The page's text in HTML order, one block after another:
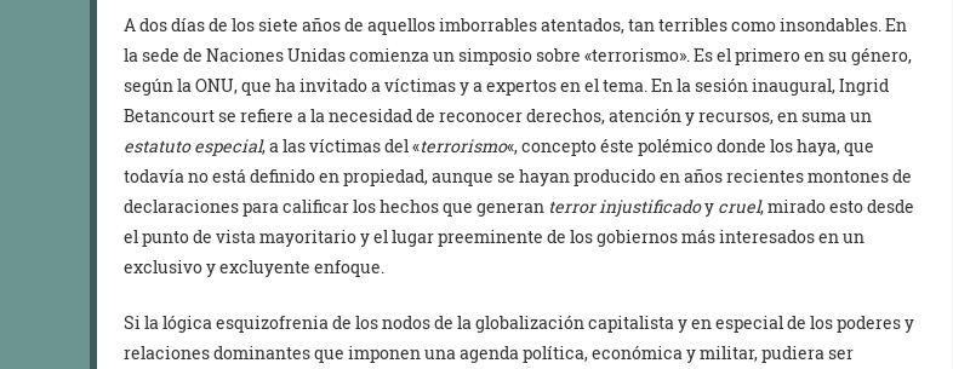
A dos días de los siete años de aquellos imborrables atentados, tan terribles como insondables. En
la sede de Naciones Unidas comienza un simposio sobre «terrorismo». Es el primero en su género,
según la ONU, que ha invitado a víctimas y a expertos en el tema. En la sesión inaugural, Ingrid
Betancourt se refiere a la necesidad de reconocer derechos, atención y recursos, en suma un
estatuto especial, a las víctimas del «terrorismo«, concepto éste polémico donde los haya, que
todavía no está definido en propiedad, aunque se hayan producido en años recientes montones de
declaraciones para calificar los hechos que generan terror injustificadoy cruel, mirado esto desde
el punto de vista mayoritario y el lugar preeminente de los gobiernos más interesados en un
exclusivo y excluyente enfoque.
Si la lógica esquizofrenia de los nodos de la globalización capitalista y en especial de los poderes y
relaciones dominantes que imponen una agenda política, económica y militar, pudiera ser